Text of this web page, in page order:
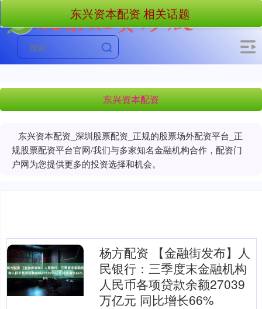
东兴资本配资
东兴资本配资_深圳股票配资_正规的股票场外配资平台_正
规股票配资平台官网/我们与多家知名金融机构合作，配资门
户网为您提供更多的投资选择和机会。
东兴资本配资 相关话题
杨方配资 【金融街发布】人
民银行：三季度末金融机构
人民币各项贷款余额27039
万亿元 同比增长66%